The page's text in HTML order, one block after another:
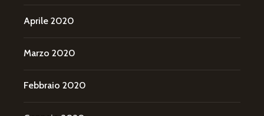
Aprile 2020
Marzo 2020
Febbraio 2020